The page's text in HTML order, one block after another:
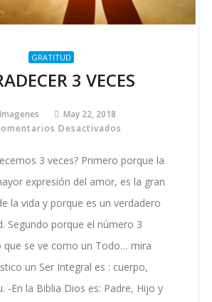
GRATITUD
3 VECES
Imagenes
May 22, 2018
Desactivados
3
3 veces? Primero porque la
expresión del amor, es la gran
la vida y porque es un verdadero
Segundo porque el número 3
que se ve como un Todo… mira
un Ser Integral es : cuerpo,
-En la Biblia Dios es: Padre, Hijo y